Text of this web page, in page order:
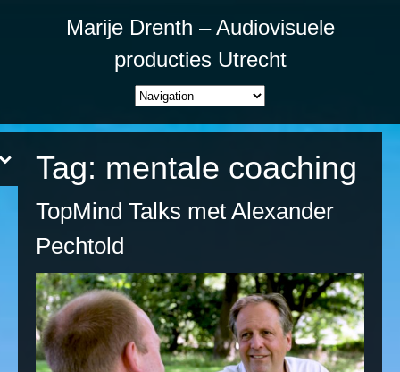
Marije Drenth – Audiovisuele
producties Utrecht
Tag: mentale coaching
TopMind Talks met Alexander
Pechtold